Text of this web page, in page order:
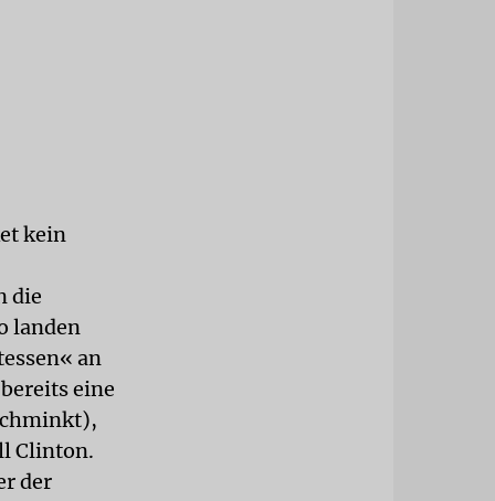
kein
die
landen
an
eine
Clinton.
der